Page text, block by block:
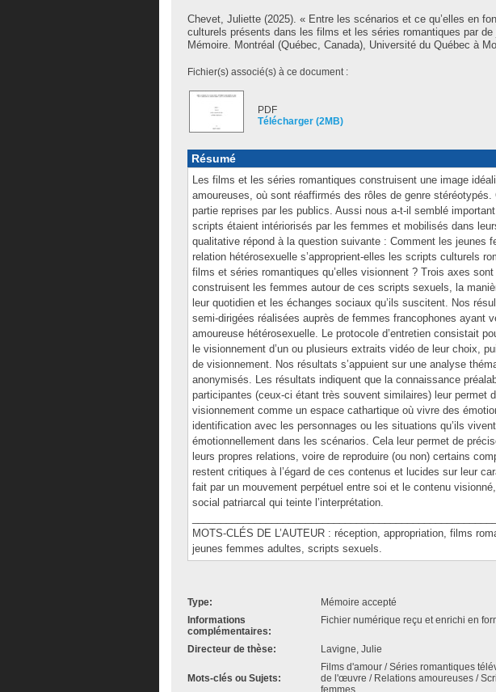
Chevet, Juliette (2025). « Entre les scénarios et ce qu’elles en
culturels présents dans les films et les séries romantiques par
Mémoire. Montréal (Québec, Canada), Université du Québec à
Fichier(s) associé(s) à ce document :
PDF
Télécharger (2MB)
Résumé
Les films et les séries romantiques construisent une image
amoureuses, où sont réaffirmés des rôles de genre
partie reprises par les publics. Aussi nous a-t-il semblé
scripts étaient intériorisés par les femmes et mobilisés dans
qualitative répond à la question suivante : Comment les jeunes
relation hétérosexuelle s’approprient-elles les scripts culturels
films et séries romantiques qu’elles visionnent ? Trois axes
construisent les femmes autour de ces scripts sexuels, la
leur quotidien et les échanges sociaux qu’ils suscitent. Nos
semi-dirigées réalisées auprès de femmes francophones ayant
amoureuse hétérosexuelle. Le protocole d’entretien consistait
le visionnement d’un ou plusieurs extraits vidéo de leur choix,
de visionnement. Nos résultats s’appuient sur une analyse
anonymisés. Les résultats indiquent que la connaissance
participantes (ceux-ci étant très souvent similaires) leur permet
visionnement comme un espace cathartique où vivre des
identification avec les personnages ou les situations qu’ils
émotionnellement dans les scénarios. Cela leur permet de
leurs propres relations, voire de reproduire (ou non) certains
restent critiques à l’égard de ces contenus et lucides sur leur
fait par un mouvement perpétuel entre soi et le contenu
social patriarcal qui teinte l’interprétation.
MOTS-CLÉS DE L’AUTEUR : réception, appropriation, films
jeunes femmes adultes, scripts sexuels.
Type:
Mémoire accepté
Informations
complémentaires:
Fichier numérique reçu et enrichi en
Directeur de thèse: Lavigne, Julie
Mots-clés ou Sujets:
Films d'amour / Séries romantiques
de l'œuvre / Relations amoureuses /
femmes